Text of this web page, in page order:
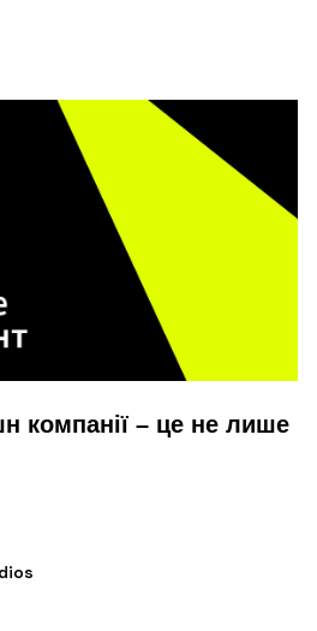
компанії – це не лише